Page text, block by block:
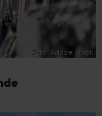
Foto: Adobe Stock